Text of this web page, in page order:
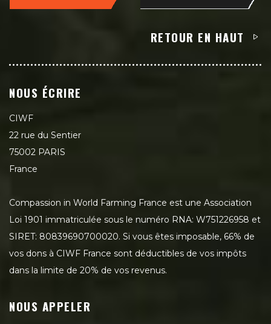
RETOUR EN HAUT
NOUS ÉCRIRE
CIWF
22 rue du Sentier
75002 PARIS
France
Compassion in World Farming France est une Association
Loi 1901 immatriculée sous le numéro RNA: W751226958 et
SIRET: 80839690700020. Si vous êtes imposable, 66% de
vos dons à CIWF France sont déductibles de vos impôts
dans la limite de 20% de vos revenus.
NOUS APPELER